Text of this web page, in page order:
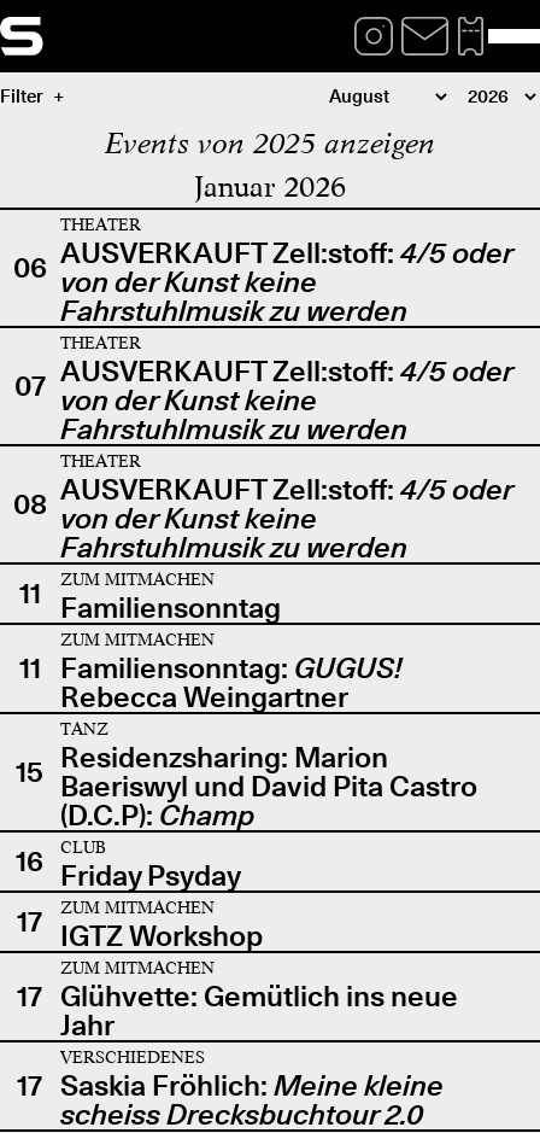
Filter
Events von 2025 anzeigen
Januar 2026
06
THEATER
AUSVERKAUFT Zell:stoff: 4/5 oder
von der Kunst keine
Fahrstuhlmusik zu werden
07
THEATER
AUSVERKAUFT Zell:stoff: 4/5 oder
von der Kunst keine
Fahrstuhlmusik zu werden
08
THEATER
AUSVERKAUFT Zell:stoff: 4/5 oder
von der Kunst keine
Fahrstuhlmusik zu werden
11
ZUM MITMACHEN
Familiensonntag
11
ZUM MITMACHEN
Familiensonntag: GUGUS!
Rebecca Weingartner
15
TANZ
Residenzsharing: Marion
Baeriswyl und David Pita Castro
(D.C.P): Champ
16
CLUB
Friday Psyday
17
ZUM MITMACHEN
IGTZ Workshop
17
ZUM MITMACHEN
Glühvette: Gemütlich ins neue
Jahr
17
VERSCHIEDENES
Saskia Fröhlich: Meine kleine
scheiss Drecksbuchtour 2.0